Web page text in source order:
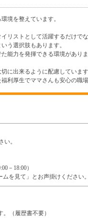
境を整えています。
リストとして活躍するだけでな
う選択肢もあります。
能力を発揮できる環境がありま
に出来るように配慮しています
利厚生でママさんも安心の職場
い。
－18:00）
を見て」とお声掛けください。
（履歴書不要）